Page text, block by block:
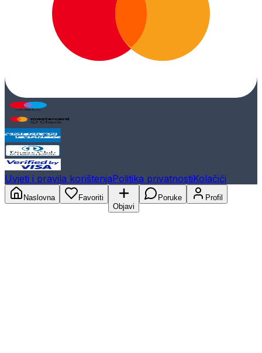
Uvjeti i pravila korištenjaPolitika privatnostiKolačići
Naslovna
Favoriti
Objavi
Poruke Profil